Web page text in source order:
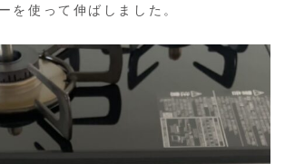
を使って伸ばしました。